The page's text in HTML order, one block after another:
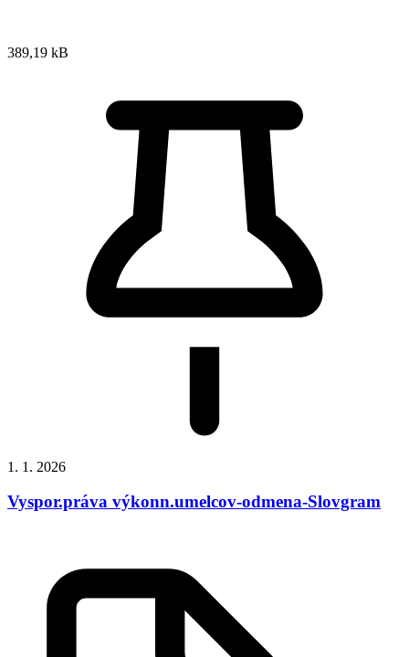
389,19 kB
1. 1. 2026
Vyspor.práva výkonn.umelcov-odmena-Slovgram